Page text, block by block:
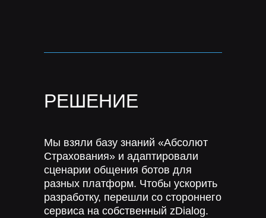
РЕШЕНИЕ
Мы взяли базу знаний «Абсолют
Страхования» и адаптировали
сценарии общения ботов для
разных платформ. Чтобы ускорить
разработку, перешли со стороннего
сервиса на собственный zDialog.